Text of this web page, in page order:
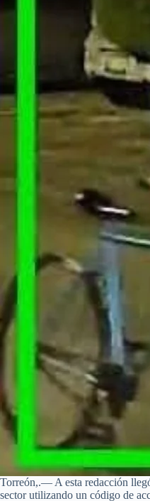
Torreón,.— A esta redacción
sector utilizando un código de